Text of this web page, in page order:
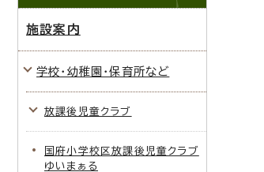
施設案内
学校・幼稚園・保育所など
放課後児童クラブ
国府小学校区放課後児童クラブ
ゆいまぁる